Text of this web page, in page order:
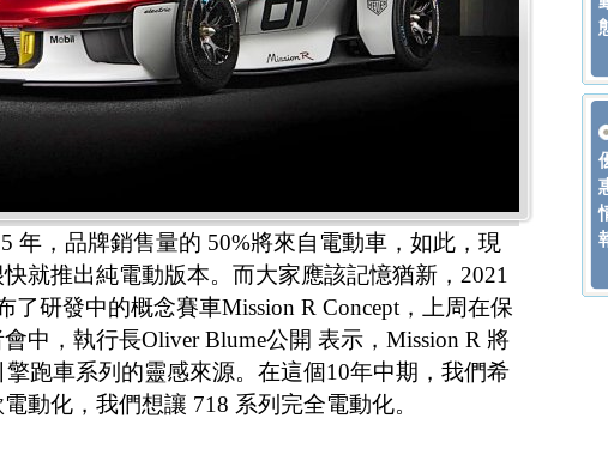
年，品牌銷售量的 50%將來自電動車，如此，現
就推出純電動版本。而大家應該記憶猶新，2021
了研發中的概念賽車Mission R Concept，上周在保
中，執行長Oliver Blume公開 表示，Mission R 將
擎跑車系列的靈感來源。在這個10年中期，我們希
動化，我們想讓 718 系列完全電動化。